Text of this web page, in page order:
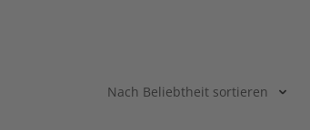
Nach Beliebtheit sortieren